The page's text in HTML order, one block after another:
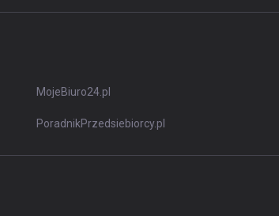
MojeBiuro24.pl
PoradnikPrzedsiebiorcy.pl